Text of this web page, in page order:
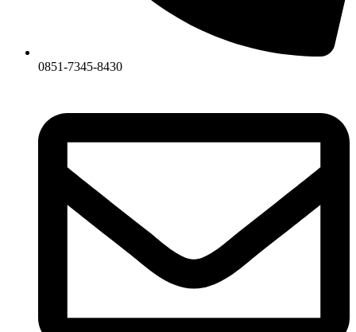
0851-7345-8430